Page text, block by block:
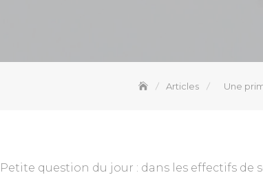
Articles Une
Petite question du jour : dans les effectifs